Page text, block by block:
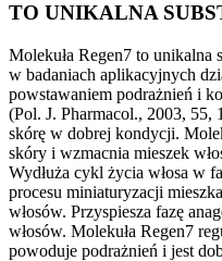
TO UNIKALNA
Molekuła Regen7 to unikalna
w badaniach aplikacyjnych
powstawaniem podrażnień i
(Pol. J. Pharmacol., 2003, 55,
skórę w dobrej kondycji.
skóry i wzmacnia mieszek
Wydłuża cykl życia włosa w
procesu miniaturyzacji
włosów. Przyspiesza fazę
włosów. Molekuła Regen7
powoduje podrażnień i jest